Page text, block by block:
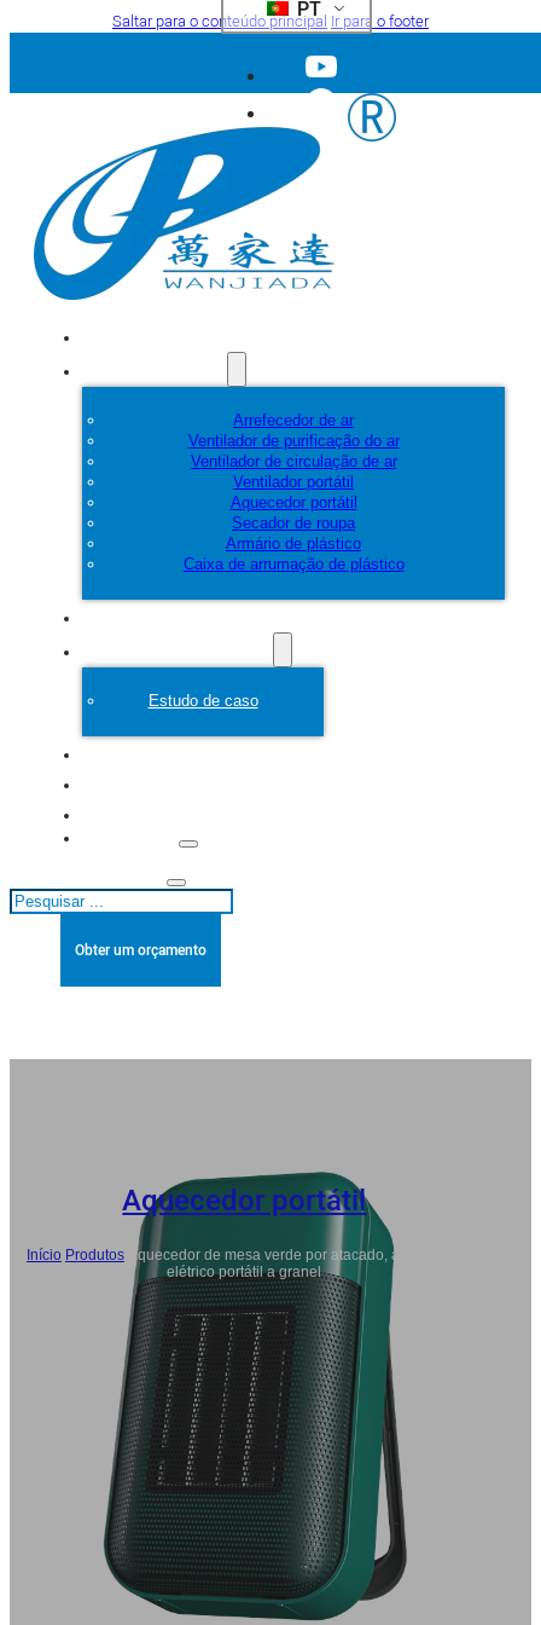
Saltar para o conteúdo principal Ir para o footer
PT
Arrefecedor de ar
Ventilador de purificação do ar
Ventilador de circulação de ar
Ventilador portátil
Aquecedor portátil
Secador de roupa
Armário de plástico
Caixa de arrumação de plástico
Estudo de caso
Pesquisar
Obter um orçamento
Aquecedor portátil
Início Produtos/
Aquecedor de mesa verde por atacado, aquecedor
elétrico portátil a granel